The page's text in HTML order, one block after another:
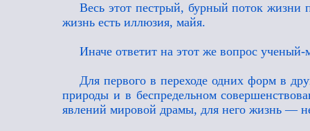
Весь этот пестрый, бурный поток жизни
жизнь есть иллюзия, майя.
Иначе ответит на этот же вопрос
Для первого в переходе одних форм в
природы и в беспредельном
явлений мировой драмы, для него жизнь —